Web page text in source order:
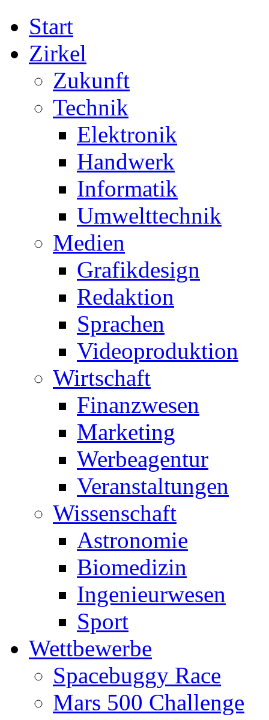
Start
Zirkel
Zukunft
Technik
Elektronik
Handwerk
Informatik
Umwelttechnik
Medien
Grafikdesign
Redaktion
Sprachen
Videoproduktion
Wirtschaft
Finanzwesen
Marketing
Werbeagentur
Veranstaltungen
Wissenschaft
Astronomie
Biomedizin
Ingenieurwesen
Sport
Wettbewerbe
Spacebuggy Race
Mars 500 Challenge